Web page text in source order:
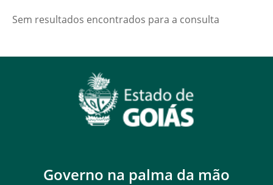
Sem resultados encontrados para a consulta
Governo na palma da mão